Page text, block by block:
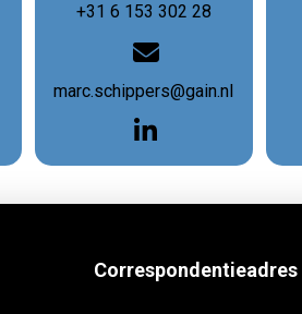
+31 6 153 302 28
marc.schippers@gain.nl
Correspondentieadres